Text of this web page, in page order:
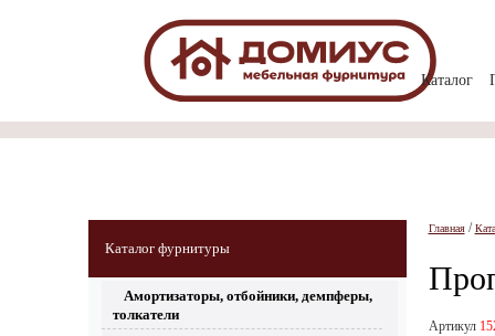
Каталог
Каталог фурнитуры
Амортизаторы, отбойники, демпферы,
толкатели
Главная/
Артикул